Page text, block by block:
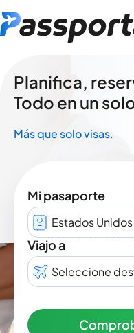
Planifica,
Todo en un
Más que solo visas.
Mi pasaporte
Estados
Viajo a
Seleccione